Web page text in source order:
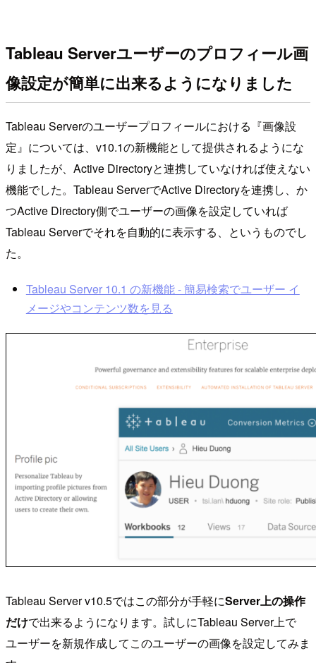
Tableau Serverユーザーのプロフィール画
像設定が簡単に出来るようになりました
Tableau Serverのユーザープロフィールにおける『画像設
定』については、v10.1の新機能として提供されるようにな
りましたが、Active Directoryと連携していなければ使えない
機能でした。Tableau ServerでActive Directoryを連携し、か
つActive Directory側でユーザーの画像を設定していれば
Tableau Serverでそれを自動的に表示する、というものでし
た。
Tableau Server 10.1 の新機能 - 簡易検索でユーザー イ
メージやコンテンツ数を見る
Tableau Server v10.5ではこの部分が手軽にServer上の操作
だけで出来るようになります。試しにTableau Server上で
ユーザーを新規作成してこのユーザーの画像を設定してみま